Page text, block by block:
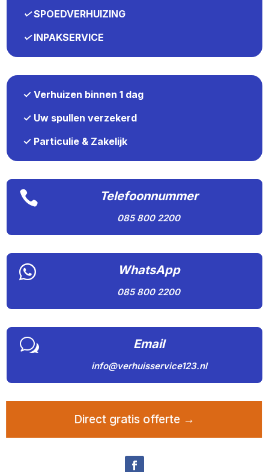
✓SPOEDVERHUIZING
✓INPAKSERVICE
✓ Verhuizen binnen 1 dag
✓ Uw spullen verzekerd
✓ Particulie & Zakelijk
 Telefoonnummer
085 800 2200
 WhatsApp
085 800 2200
w Email
info@verhuisservice123.nl
Direct gratis offerte →